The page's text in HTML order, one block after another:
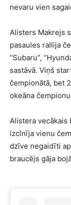
nevaru vien
Alisters Makrejs
pasaules rallija
“Subaru”,
sastāvā. Viņš
čempionātā, bet
okeāna
Alistera vecākais
izcīnīja vienu
dzīve negaidīti
braucējs gāja